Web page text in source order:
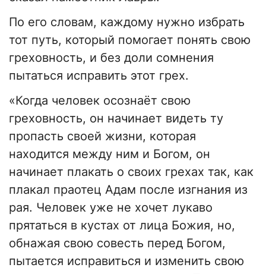
По его словам, каждому нужно избрать
тот путь, который помогает понять свою
греховность, и без доли сомнения
пытаться исправить этот грех.
«Когда человек осознаёт свою
греховность, он начинает видеть ту
пропасть своей жизни, которая
находится между ним и Богом, он
начинает плакать о своих грехах так, как
плакал праотец Адам после изгнания из
рая. Человек уже не хочет лукаво
прятаться в кустах от лица Божия, но,
обнажая свою совесть перед Богом,
пытается исправиться и изменить свою